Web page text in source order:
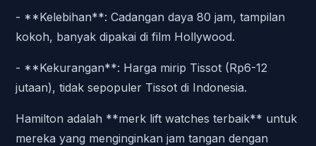
- **Kelebihan**: Cadangan daya 80 jam, tampilan
kokoh, banyak dipakai di film Hollywood.
- **Kekurangan**: Harga mirip Tissot (Rp6-12
jutaan), tidak sepopuler Tissot di Indonesia.
Hamilton adalah **merk lift watches terbaik** untuk
mereka yang menginginkan jam tangan dengan